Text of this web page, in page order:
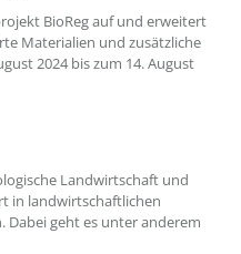
BioReg auf und erweitert
Materialien und zusätzliche
2024 bis zum 14. August
Landwirtschaft und
in landwirtschaftlichen
geht es unter anderem